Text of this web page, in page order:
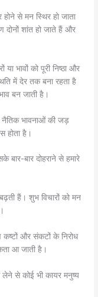
से मन स्थिर हो जाता
दोनों शांत हो जाते हैं और
या भावों को पूरी निष्ठा और
में देर तक बना रहता है
बन जाती है।
नैतिक भावनाओं की जड़
होता है।
बार-बार दोहराने से हमारे
हैं। शुभ विचारों को मन
और संकटों के निरोध
आ जाती है।
से कोई भी कायर मनुष्य